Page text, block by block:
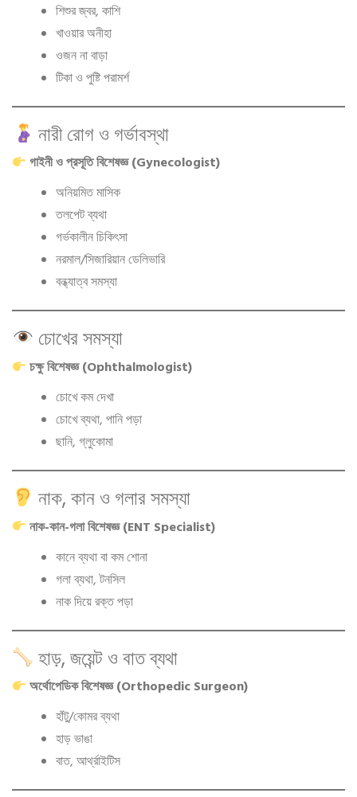
শিশুর জ্বর, কাশি
খাওয়ার অনীহা
ওজন না বাড়া
টিকা ও পুষ্টি পরামর্শ
নারী রোগ ও গর্ভাবস্থা
গাইনী ও প্রসূতি বিশেষজ্ঞ (Gynecologist)
অনিয়মিত মাসিক
তলপেট ব্যথা
গর্ভকালীন চিকিৎসা
নরমাল/সিজারিয়ান ডেলিভারি
বন্ধ্যাত্ব সমস্যা
চোখের সমস্যা
চক্ষু বিশেষজ্ঞ (Ophthalmologist)
চোখে কম দেখা
চোখে ব্যথা, পানি পড়া
ছানি, গ্লুকোমা
নাক, কান ও গলার সমস্যা
নাক-কান-গলা বিশেষজ্ঞ (ENT Specialist)
কানে ব্যথা বা কম শোনা
গলা ব্যথা, টনসিল
নাক দিয়ে রক্ত পড়া
হাড়, জয়েন্ট ও বাত ব্যথা
অর্থোপেডিক বিশেষজ্ঞ (Orthopedic Surgeon)
হাঁটু/কোমর ব্যথা
হাড় ভাঙা
বাত, আর্থ্রাইটিস